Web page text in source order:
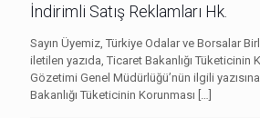
İndirimli Satış Reklamları Hk.
Sayın Üyemiz, Türkiye Odalar ve Borsalar
iletilen yazıda, Ticaret Bakanlığı Tüketicinin
Gözetimi Genel Müdürlüğü’nün ilgili
Bakanlığı Tüketicinin Korunması […]